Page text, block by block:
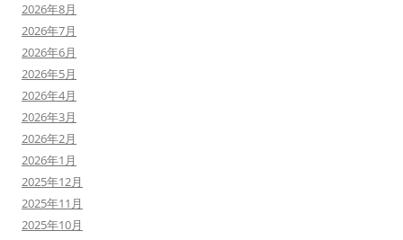
2026年8月
2026年7月
2026年6月
2026年5月
2026年4月
2026年3月
2026年2月
2026年1月
2025年12月
2025年11月
2025年10月